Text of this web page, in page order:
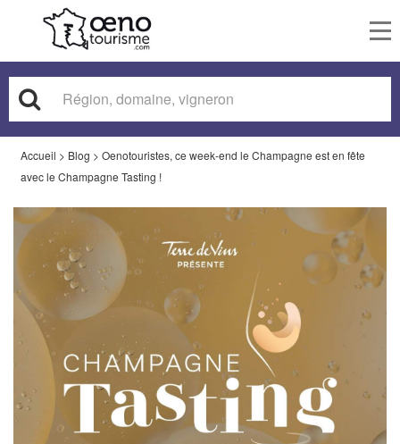
Accueil > Blog > Oenotouristes, ce week-end le Champagne est en fête
avec le Champagne Tasting !